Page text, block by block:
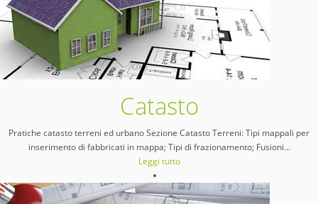
Catasto
Pratiche catasto terreni ed urbano Sezione Catasto Terreni: Tipi mappali per
inserimento di fabbricati in mappa; Tipi di frazionamento; Fusioni…
Leggi tutto